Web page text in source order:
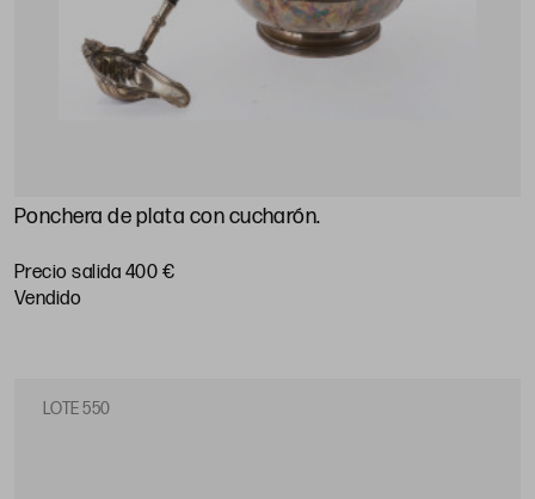
Ponchera de plata con cucharón.
Precio salida 400 €
vendido
LOTE 550